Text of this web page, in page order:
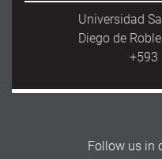
Universidad
Diego de
+593
Follow us in